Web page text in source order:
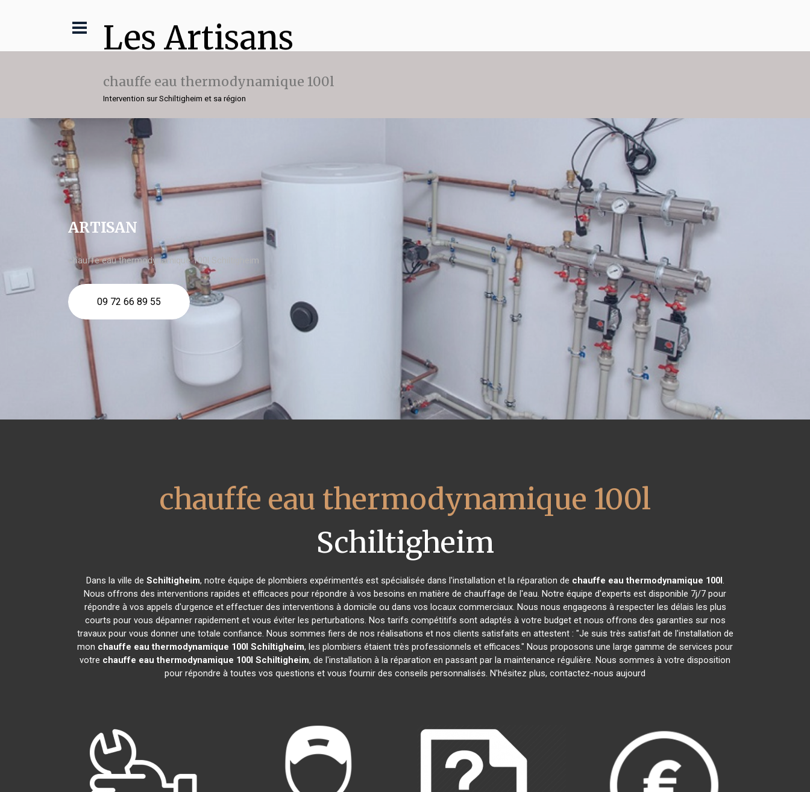
Les Artisans
chauffe eau thermodynamique 100l
Intervention sur Schiltigheim et sa région
ARTISAN
chauffe eau thermodynamique 100l Schiltigheim
09 72 66 89 55
chauffe eau thermodynamique 100l
Schiltigheim
Dans la ville de Schiltigheim, notre équipe de plombiers expérimentés est spécialisée dans l'installation et la réparation de chauffe eau thermodynamique 100l.
Nous offrons des interventions rapides et efficaces pour répondre à vos besoins en matière de chauffage de l'eau. Notre équipe d'experts est disponible 7j/7 pour
répondre à vos appels d'urgence et effectuer des interventions à domicile ou dans vos locaux commerciaux. Nous nous engageons à respecter les délais les plus
courts pour vous dépanner rapidement et vous éviter les perturbations. Nos tarifs compétitifs sont adaptés à votre budget et nous offrons des garanties sur nos
travaux pour vous donner une totale confiance. Nous sommes fiers de nos réalisations et nos clients satisfaits en attestent : "Je suis très satisfait de l'installation de
mon chauffe eau thermodynamique 100l Schiltigheim, les plombiers étaient très professionnels et efficaces." Nous proposons une large gamme de services pour
votre chauffe eau thermodynamique 100l Schiltigheim, de l'installation à la réparation en passant par la maintenance régulière. Nous sommes à votre disposition
pour répondre à toutes vos questions et vous fournir des conseils personnalisés. N'hésitez plus, contactez-nous aujourd